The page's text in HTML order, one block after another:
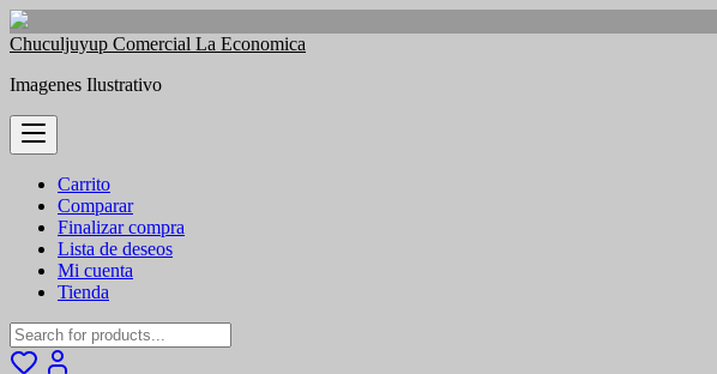
Saltar
contenido
Chuculjuyup Comercial La Economica
Imagenes Ilustrativo
Carrito
Comparar
Finalizar compra
Lista de deseos
Mi cuenta
Tienda